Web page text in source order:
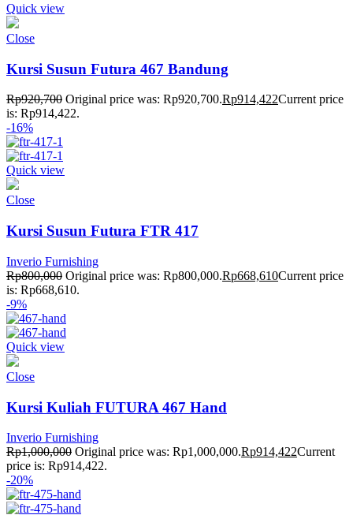
Quick view
Close
Kursi Susun Futura 467 Bandung
Rp920,700 Original price was: Rp920,700.Rp914,422Current price
is: Rp914,422.
-16%
Quick view
Close
Kursi Susun Futura FTR 417
Inverio Furnishing
Rp800,000 Original price was: Rp800,000.Rp668,610Current price
is: Rp668,610.
-9%
Quick view
Close
Kursi Kuliah FUTURA 467 Hand
Inverio Furnishing
Rp1,000,000 Original price was: Rp1,000,000.Rp914,422Current
price is: Rp914,422.
-20%